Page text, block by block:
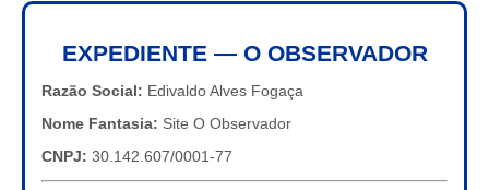
EXPEDIENTE — O OBSERVADOR
Razão Social: Edivaldo Alves Fogaça
Nome Fantasia: Site O Observador
CNPJ: 30.142.607/0001-77